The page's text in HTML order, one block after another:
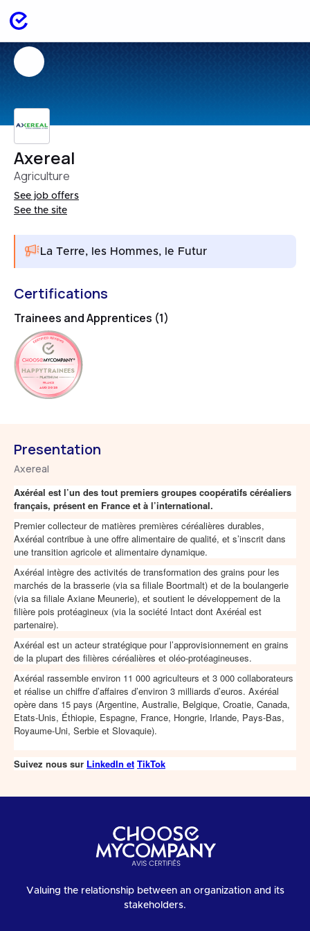
Axereal
Agriculture
See job offers
See the site
La Terre, les Hommes, le Futur
Certifications
Trainees and Apprentices (1)
HAPPYTRAINEES
FRANCE
AUG 2025
Presentation
Axereal
Axéréal est l’un des tout premiers groupes coopératifs céréaliers
français, présent en France et à l’international.
Premier collecteur de matières premières céréalières durables,
Axéréal contribue à une offre alimentaire de qualité, et s’inscrit dans
une transition agricole et alimentaire dynamique.
Axéréal intègre des activités de transformation des grains pour les
marchés de la brasserie (via sa filiale Boortmalt) et de la boulangerie
(via sa filiale Axiane Meunerie), et soutient le développement de la
filière pois protéagineux (via la société Intact dont Axéréal est
partenaire).
Axéréal est un acteur stratégique pour l’approvisionnement en grains
de la plupart des filières céréalières et oléo-protéagineuses.
Axéréal rassemble environ 11 000 agriculteurs et 3 000 collaborateurs
et réalise un chiffre d’affaires d’environ 3 milliards d’euros. Axéréal
opère dans 15 pays (Argentine, Australie, Belgique, Croatie, Canada,
Etats-Unis, Éthiopie, Espagne, France, Hongrie, Irlande, Pays-Bas,
Royaume-Uni, Serbie et Slovaquie).
Suivez nous sur LinkedIn et TikTok
Valuing the relationship between an organization and its
stakeholders.